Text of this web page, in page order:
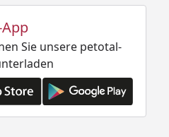
Sie unsere petotal-